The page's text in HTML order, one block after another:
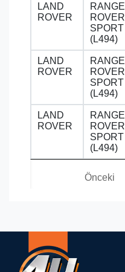
LAND
ROVER
RANGE
ROVER
SPORT
(L494)
LAND
ROVER
RANGE
ROVER
SPORT
(L494)
LAND
ROVER
RANGE
ROVER
SPORT
(L494)
Önceki